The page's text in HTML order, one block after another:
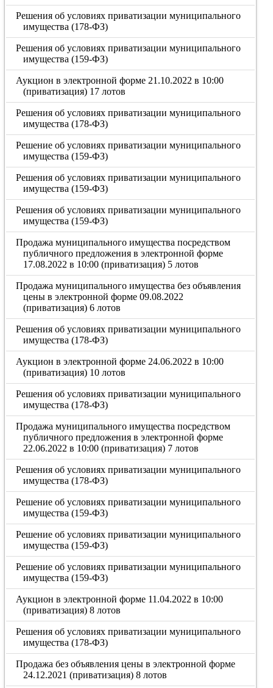
Решения об условиях приватизации муниципального
имущества (178-ФЗ)
Решения об условиях приватизации муниципального
имущества (159-ФЗ)
Аукцион в электронной форме 21.10.2022 в 10:00
(приватизация) 17 лотов
Решения об условиях приватизации муниципального
имущества (178-ФЗ)
Решение об условиях приватизации муниципального
имущества (159-ФЗ)
Решения об условиях приватизации муниципального
имущества (159-ФЗ)
Решения об условиях приватизации муниципального
имущества (159-ФЗ)
Продажа муниципального имущества посредством
публичного предложения в электронной форме
17.08.2022 в 10:00 (приватизация) 5 лотов
Продажа муниципального имущества без объявления
цены в электронной форме 09.08.2022
(приватизация) 6 лотов
Решения об условиях приватизации муниципального
имущества (178-ФЗ)
Аукцион в электронной форме 24.06.2022 в 10:00
(приватизация) 10 лотов
Решения об условиях приватизации муниципального
имущества (178-ФЗ)
Продажа муниципального имущества посредством
публичного предложения в электронной форме
22.06.2022 в 10:00 (приватизация) 7 лотов
Решения об условиях приватизации муниципального
имущества (178-ФЗ)
Решение об условиях приватизации муниципального
имущества (159-ФЗ)
Решение об условиях приватизации муниципального
имущества (159-ФЗ)
Решение об условиях приватизации муниципального
имущества (159-ФЗ)
Аукцион в электронной форме 11.04.2022 в 10:00
(приватизация) 8 лотов
Решения об условиях приватизации муниципального
имущества (178-ФЗ)
Продажа без объявления цены в электронной форме
24.12.2021 (приватизация) 8 лотов